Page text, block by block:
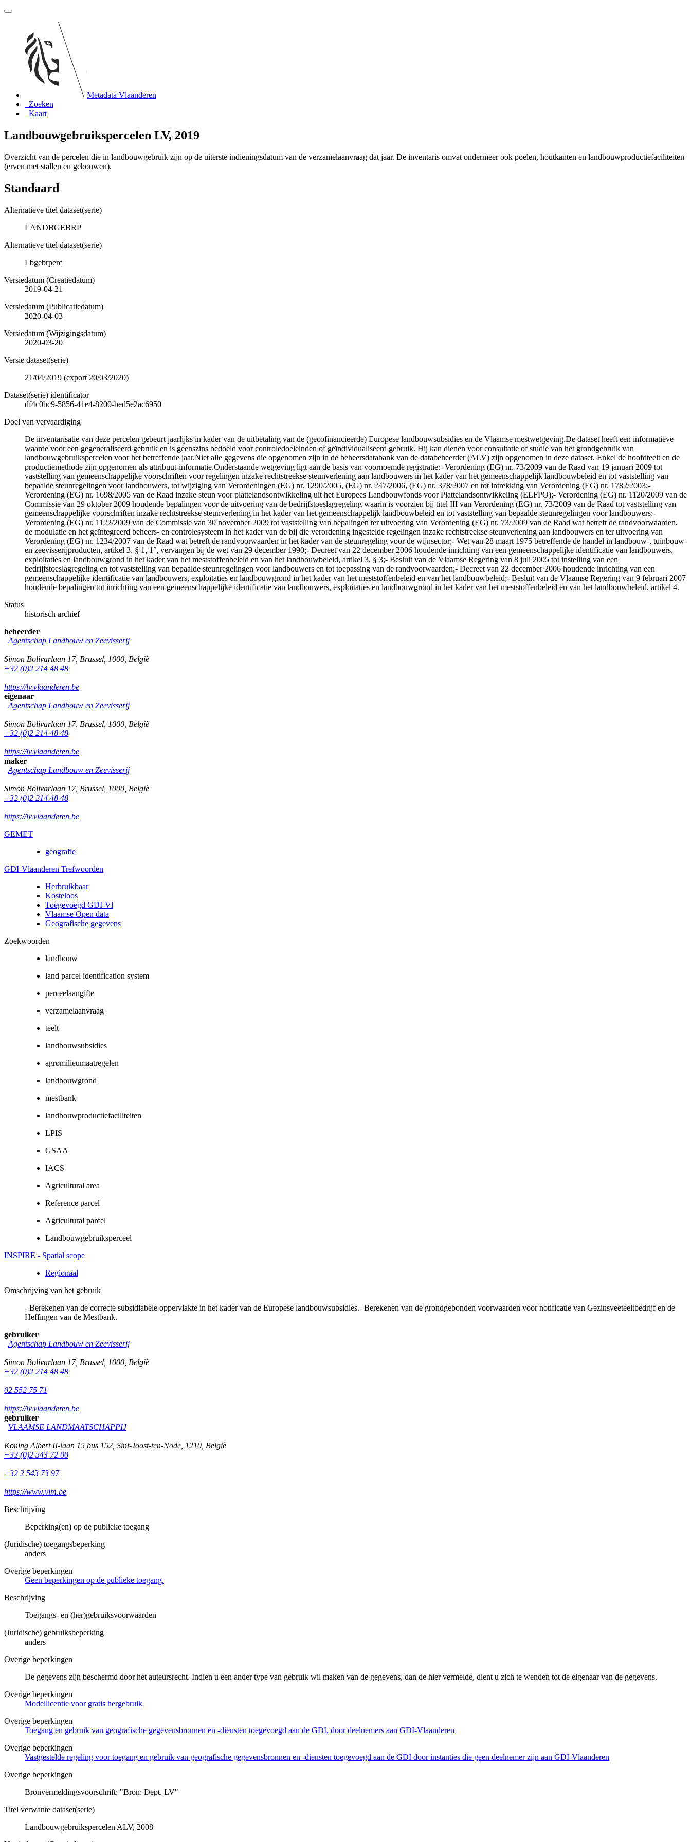
Metadata Vlaanderen
Zoeken
Kaart
Landbouwgebruikspercelen LV, 2019
Overzicht van de percelen die in landbouwgebruik zijn op de uiterste indieningsdatum van de verzamelaanvraag dat jaar. De inventaris omvat ondermeer ook poelen, houtkanten en landbouwproductiefaciliteiten
(erven met stallen en gebouwen).
Standaard
Alternatieve titel dataset(serie)
LANDBGEBRP
Alternatieve titel dataset(serie)
Lbgebrperc
Versiedatum (Creatiedatum)
2019-04-21
Versiedatum (Publicatiedatum)
2020-04-03
Versiedatum (Wijzigingsdatum)
2020-03-20
Versie dataset(serie)
21/04/2019 (export 20/03/2020)
Dataset(serie) identificator
df4c0bc9-5856-41e4-8200-bed5e2ac6950
Doel van vervaardiging
De inventarisatie van deze percelen gebeurt jaarlijks in kader van de uitbetaling van de (gecofinancieerde) Europese landbouwsubsidies en de Vlaamse mestwetgeving.De dataset heeft een informatieve
waarde voor een gegeneraliseerd gebruik en is geenszins bedoeld voor controledoeleinden of geïndividualiseerd gebruik. Hij kan dienen voor consultatie of studie van het grondgebruik van
landbouwgebruikspercelen voor het betreffende jaar.Niet alle gegevens die opgenomen zijn in de beheersdatabank van de databeheerder (ALV) zijn opgenomen in deze dataset. Enkel de hoofdteelt en de
productiemethode zijn opgenomen als attribuut-informatie.Onderstaande wetgeving ligt aan de basis van voornoemde registratie:- Verordening (EG) nr. 73/2009 van de Raad van 19 januari 2009 tot
vaststelling van gemeenschappelijke voorschriften voor regelingen inzake rechtstreekse steunverlening aan landbouwers in het kader van het gemeenschappelijk landbouwbeleid en tot vaststelling van
bepaalde steunregelingen voor landbouwers, tot wijziging van Verordeningen (EG) nr. 1290/2005, (EG) nr. 247/2006, (EG) nr. 378/2007 en tot intrekking van Verordening (EG) nr. 1782/2003;-
Verordening (EG) nr. 1698/2005 van de Raad inzake steun voor plattelandsontwikkeling uit het Europees Landbouwfonds voor Plattelandsontwikkeling (ELFPO);- Verordening (EG) nr. 1120/2009 van de
Commissie van 29 oktober 2009 houdende bepalingen voor de uitvoering van de bedrijfstoeslagregeling waarin is voorzien bij titel III van Verordening (EG) nr. 73/2009 van de Raad tot vaststelling van
gemeenschappelijke voorschriften inzake rechtstreekse steunverlening in het kader van het gemeenschappelijk landbouwbeleid en tot vaststelling van bepaalde steunregelingen voor landbouwers;-
Verordening (EG) nr. 1122/2009 van de Commissie van 30 november 2009 tot vaststelling van bepalingen ter uitvoering van Verordening (EG) nr. 73/2009 van de Raad wat betreft de randvoorwaarden,
de modulatie en het geïntegreerd beheers- en controlesysteem in het kader van de bij die verordening ingestelde regelingen inzake rechtstreekse steunverlening aan landbouwers en ter uitvoering van
Verordening (EG) nr. 1234/2007 van de Raad wat betreft de randvoorwaarden in het kader van de steunregeling voor de wijnsector;- Wet van 28 maart 1975 betreffende de handel in landbouw-, tuinbouw-
en zeevisserijproducten, artikel 3, § 1, 1°, vervangen bij de wet van 29 december 1990;- Decreet van 22 december 2006 houdende inrichting van een gemeenschappelijke identificatie van landbouwers,
exploitaties en landbouwgrond in het kader van het meststoffenbeleid en van het landbouwbeleid, artikel 3, § 3;- Besluit van de Vlaamse Regering van 8 juli 2005 tot instelling van een
bedrijfstoeslagregeling en tot vaststelling van bepaalde steunregelingen voor landbouwers en tot toepassing van de randvoorwaarden;- Decreet van 22 december 2006 houdende inrichting van een
gemeenschappelijke identificatie van landbouwers, exploitaties en landbouwgrond in het kader van het meststoffenbeleid en van het landbouwbeleid;- Besluit van de Vlaamse Regering van 9 februari 2007
houdende bepalingen tot inrichting van een gemeenschappelijke identificatie van landbouwers, exploitaties en landbouwgrond in het kader van het meststoffenbeleid en van het landbouwbeleid, artikel 4.
Status
historisch archief
beheerder
Agentschap Landbouw en Zeevisserij
Simon Bolivarlaan 17, Brussel 1000 België
+32 (0)2 214 48 48
https://lv.vlaanderen.be
eigenaar
Agentschap Landbouw en Zeevisserij
Simon Bolivarlaan 17, Brussel 1000 België
+32 (0)2 214 48 48
https://lv.vlaanderen.be
maker
Agentschap Landbouw en Zeevisserij
Simon Bolivarlaan 17, Brussel 1000 België
+32 (0)2 214 48 48
https://lv.vlaanderen.be
GEMET
geografie
GDI-Vlaanderen Trefwoorden
Herbruikbaar
Kosteloos
Toegevoegd GDI-Vl
Vlaamse Open data
Geografische gegevens
Zoekwoorden
landbouw
land parcel identification system
perceelaangifte
verzamelaanvraag
teelt
landbouwsubsidies
agromilieumaatregelen
landbouwgrond
mestbank
landbouwproductiefaciliteiten
LPIS
GSAA
IACS
Agricultural area
Reference parcel
Agricultural parcel
Landbouwgebruiksperceel
INSPIRE - Spatial scope
Regionaal
Omschrijving van het gebruik
- Berekenen van de correcte subsidiabele oppervlakte in het kader van de Europese landbouwsubsidies.- Berekenen van de grondgebonden voorwaarden voor notificatie van Gezinsveeteeltbedrijf en de
Heffingen van de Mestbank.
gebruiker
Agentschap Landbouw en Zeevisserij
Simon Bolivarlaan 17, Brussel 1000 België
+32 (0)2 214 48 48
02 552 75 71
https://lv.vlaanderen.be
gebruiker
VLAAMSE LANDMAATSCHAPPIJ
Koning Albert II-laan 15 bus 152 Sint-Joost-ten-Node 1210 België
+32 (0)2 543 72 00
+32 2 543 73 97
https://www.vlm.be
Beschrijving
Beperking(en) op de publieke toegang
(Juridische) toegangsbeperking
anders
Overige beperkingen
Geen beperkingen op de publieke toegang.
Beschrijving
Toegangs- en (her)gebruiksvoorwaarden
(Juridische) gebruiksbeperking
anders
Overige beperkingen
De gegevens zijn beschermd door het auteursrecht. Indien u een ander type van gebruik wil maken van de gegevens, dan de hier vermelde, dient u zich te wenden tot de eigenaar van de gegevens.
Overige beperkingen
Modellicentie voor gratis hergebruik
Overige beperkingen
Toegang en gebruik van geografische gegevensbronnen en -diensten toegevoegd aan de GDI, door deelnemers aan GDI-Vlaanderen
Overige beperkingen
Vastgestelde regeling voor toegang en gebruik van geografische gegevensbronnen en -diensten toegevoegd aan de GDI door instanties die geen deelnemer zijn aan GDI-Vlaanderen
Overige beperkingen
Bronvermeldingsvoorschrift: "Bron: Dept. LV"
Titel verwante dataset(serie)
Landbouwgebruikspercelen ALV, 2008